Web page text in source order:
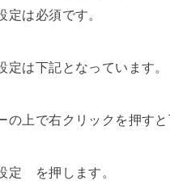
定は必須です。
定は下記となっています。
の上で右クリックを押す
定 を押します。